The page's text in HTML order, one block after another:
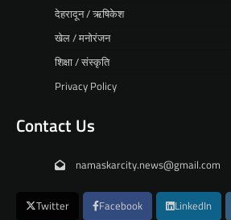
देहरादून / ऋषिकेश
खेल / मनोरंजन
शिक्षा / संस्कृति
Privacy Policy
Contact Us
namaskarcity.news@gmail.com
Twitter Facebook LinkedIn